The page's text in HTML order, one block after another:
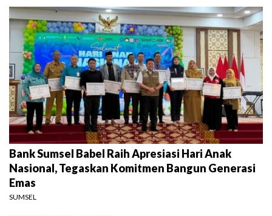
Bank Sumsel Babel Raih Apresiasi Hari Anak
Nasional, Tegaskan Komitmen Bangun Generasi
Emas
SUMSEL